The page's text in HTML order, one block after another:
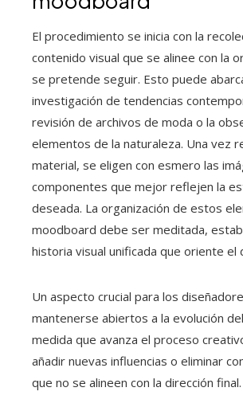
El procedimiento se inicia con la
contenido visual que se alinee con la
se pretende seguir. Esto puede
investigación de tendencias
revisión de archivos de moda o la
elementos de la naturaleza. Una vez
material, se eligen con esmero las
componentes que mejor reflejen la
deseada. La organización de estos
moodboard debe ser meditada,
historia visual unificada que oriente el
Un aspecto crucial para los
mantenerse abiertos a la evolución
medida que avanza el proceso
añadir nuevas influencias o eliminar
que no se alineen con la dirección final.